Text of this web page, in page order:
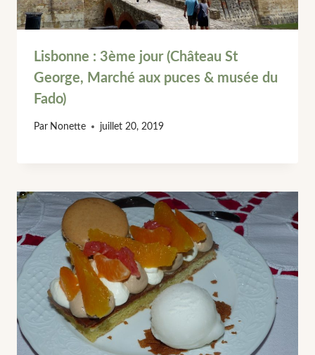
Lisbonne : 3ème jour (Château St
George, Marché aux puces & musée du
Fado)
Par Nonette juillet 20, 2019